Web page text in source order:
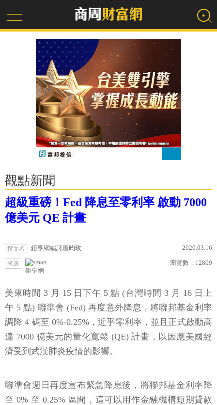
觀點新聞
超級重磅！Fed 降息至零利率 啟動 7000
億美元 QE 計畫
撰文者 鉅亨網編譯羅昀玫 2020.03.16
來源
鉅亨網
瀏覽數： 12809
美東時間 3 月 15 日下午 5 點 (台灣時間 3 月 16 日上
午 5 點) 聯準會 (Fed) 再度意外降息，將聯邦基金利率
調降 4 碼至 0%-0.25%，近乎零利率，並且正式啟動高
達 7000 億美元的量化寬鬆 (QE) 計畫，以因應美國經
濟受到武漢肺炎疫情的影響。
聯準會週日再度宣布緊急降息後，將聯邦基金利率降
至 0% 至 0.25% 區間，這可以用作金融機構短期貸款